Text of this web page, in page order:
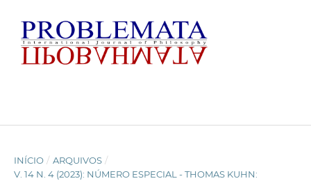
INÍCIO / ARQUIVOS /
V. 14 N. 4 (2023): NÚMERO ESPECIAL - THOMAS KUHN: